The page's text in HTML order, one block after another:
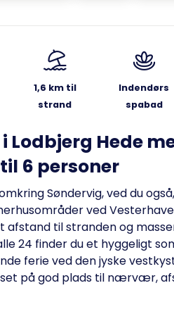
1,6 km til
strand
Indendørs
spabad
Lodbjerg Hede
6 personer
Søndervig, ved du
ved
afstand til stranden og
24 finder du et hyggeligt
ferie ved den jyske
på god plads til nærvær,